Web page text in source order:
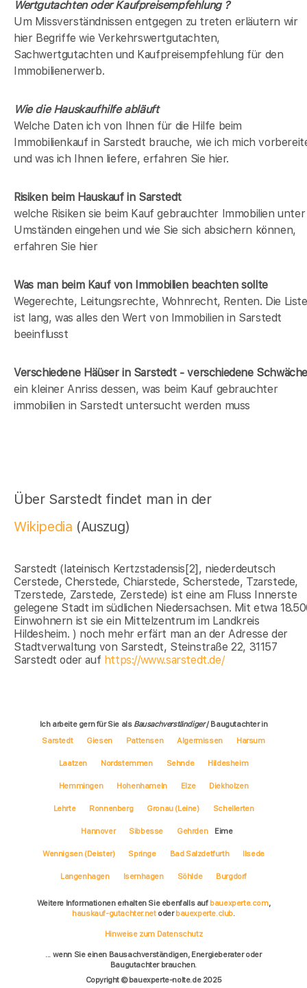
Wertgutachten oder Kaufpreisempfehlung ?
Um Missverständnissen entgegen zu treten erläutern wir
hier Begriffe wie Verkehrswertgutachten,
Sachwertgutachten und Kaufpreisempfehlung für den
Immobilienerwerb.
Wie die Hauskaufhilfe abläuft
Welche Daten ich von Ihnen für die Hilfe beim
Immobilienkauf in Sarstedt brauche, wie ich mich
und was ich Ihnen liefere, erfahren Sie hier.
Risiken beim Hauskaufin Sarstedt
welche Risiken sie beim Kauf gebrauchter Immobilien unter
Umständen eingehen und wie Sie sich absichern können,
erfahren Sie hier
Was man beim Kauf von Immobilien beachten sollte
Wegerechte, Leitungsrechte, Wohnrecht, Renten. Die Liste
ist lang, was alles den Wert von Immobilien in Sarstedt
beeinflusst
Verschiedene Häüser in Sarstedt - verschiedene
ein kleiner Anriss dessen, was beim Kauf gebrauchter
immobilien in Sarstedt untersucht werden muss
Über Sarstedt findet man in der
Wikipedia (Auszug)
Sarstedt (lateinisch Kertzstadensis[2], niederdeutsch
Cerstede, Cherstede, Chiarstede, Scherstede, Tzarstede,
Tzerstede, Zarstede, Zerstede) ist eine am Fluss Innerste
gelegene Stadt im südlichen Niedersachsen. Mit etwa
Einwohnern ist sie ein Mittelzentrum im Landkreis
Hildesheim. ) noch mehr erfärt man an der Adresse der
Stadtverwaltung von Sarstedt, Steinstraße 22, 31157
Sarstedt oder auf https://www.sarstedt.de/
Ich arbeite gern für Sie als Bausachverständiger/ Baugutachter in
Sarstedt
Giesen Pattensen Algermissen Harsum
Laatzen Nordstemmen Sehnde Hildesheim
Hemmingen Hohenhameln Elze Diekholzen
Lehrte Ronnenberg Gronau (Leine) Schellerten
Hannover Sibbesse Gehrden Eime
Wennigsen (Deister) Springe Bad Salzdetfurth Ilsede
Langenhagen Isernhagen Söhlde Burgdorf
Weitere Informationen erhalten Sie ebenfalls auf bauexperte.com,
hauskauf-gutachter.netoderbauexperte.club.
Hinweise zum Datenschutz
... wenn Sie einen Bausachverständigen, Energieberater oder
Baugutachter brauchen.
Copyright © bauexperte-nolte.de 2025